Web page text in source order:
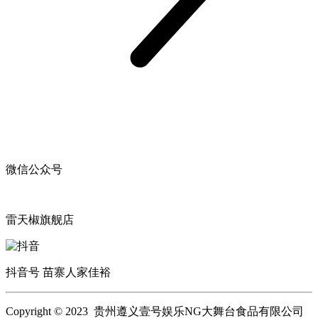
微信公众号
雷天椒旗舰店
抖音号 苗寨人家佳裕
Copyright © 2023 贵州遵义壹号娱乐NG大舞台食品有限公司